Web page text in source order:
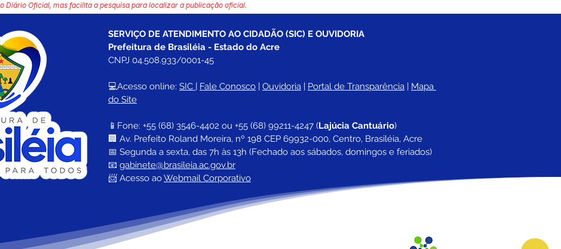
Diário Oficial, mas facilita a pesquisa para localizar a publicação oficial.
SERVIÇO DE ATENDIMENTO AO CIDADÃO (SIC) E OUVIDORIA
Prefeitura de Brasiléia - Estado do Acre
CNPJ 04.508.933/0001-45
💻Acesso online: SIC | Fale Conosco | Ouvidoria | Portal de Transparência | Mapa
do Site
📱Fone: +55 (68) 3546-4402 ou +55 (68) 99211-4247 (Lajúcia Cantuário)
🏢 Av. Prefeito Roland Moreira, nº 198 CEP 69932-000, Centro, Brasiléia, Acre
📅 Segunda a sexta, das 7h às 13h (Fechado aos sábados, domingos e feriados)
📧 gabinete@brasileia.ac.gov.br
📨 Acesso ao Webmail Corporativo